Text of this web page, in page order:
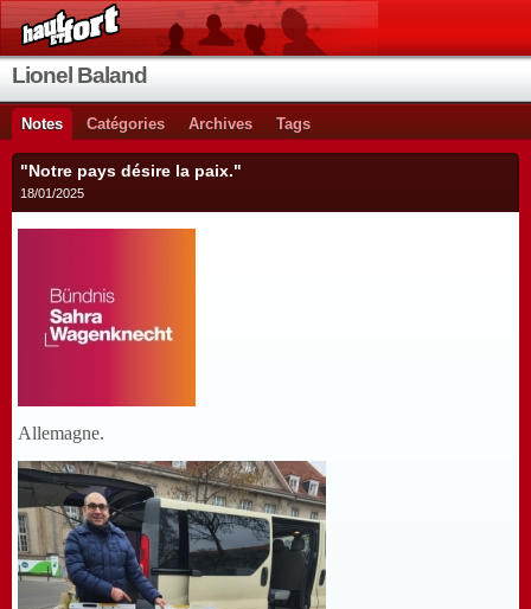
Lionel Baland
Notes Catégories Archives Tags
"Notre pays désire la paix."
18/01/2025
Allemagne.